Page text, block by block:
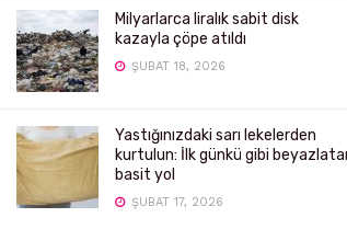
Milyarlarca liralık sabit disk
kazayla çöpe atıldı
ŞUBAT 18, 2026
Yastığınızdaki sarı lekelerden
kurtulun: İlk günkü gibi
basit yol
ŞUBAT 17, 2026